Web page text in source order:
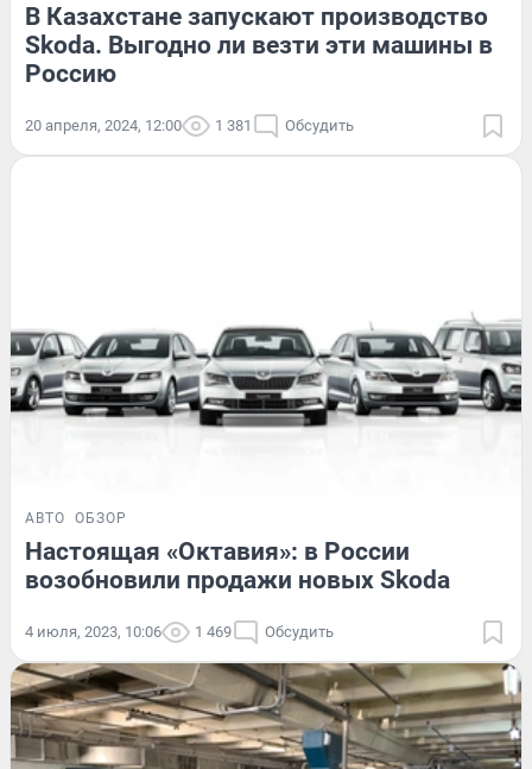
В Казахстане запускают производство
Skoda. Выгодно ли везти эти машины в
Россию
20 апреля, 2024, 12:00 1 381 Обсудить
АВТО ОБЗОР
Настоящая «Октавия»: в России
возобновили продажи новых Skoda
4 июля, 2023, 10:06 1 469 Обсудить